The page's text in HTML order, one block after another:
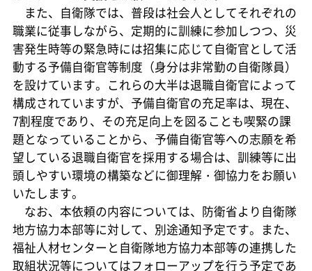
また、自衛隊では、普段は社会人としてそれぞれの
職業に従事しながら、定期的に訓練に参加しつつ、災
害発生時等の緊急時には招集に応じて自衛官として活
動する予備自衛官等制度（身分は非常勤の自衛隊員）
を設けています。これらの大半は退職自衛官によって
構成されていますが、予備自衛官の充足率は、現在、
7割程度であり、その充足向上を図ることも喫緊の課
題となっていることから、予備自衛官等への志願を希
望している退職自衛官を採用する場合は、訓練等に出
頭しやすい環境の構築などに御理解・御協力をお願い
いたします。
なお、本依頼の内容については、防衛省より自衛隊
地方協力本部等に対して、別途通知予定です。また、
福祉人材センターと自衛隊地方協力本部等の連携した
取組状況等についてはフォローアップを行う予定であ